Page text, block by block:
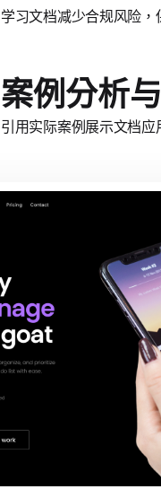
学习文档减少合规风险，
案例分析
引用实际案例展示文档